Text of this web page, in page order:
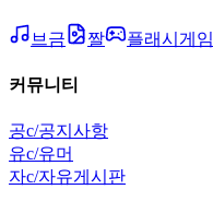
브금 짤 플래시게임
커뮤니티
공c/공지사항
유c/유머
자c/자유게시판